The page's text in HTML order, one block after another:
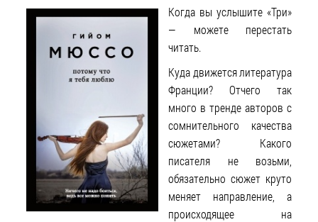
Когда вы услышите «Три»
— можете перестать
читать.
Куда движется литература
Франции? Отчего так
много в тренде авторов с
сомнительного качества
сюжетами? Какого
писателя не возьми,
обязательно сюжет круто
меняет направление, а
происходящее на
VISIT WEBSITE